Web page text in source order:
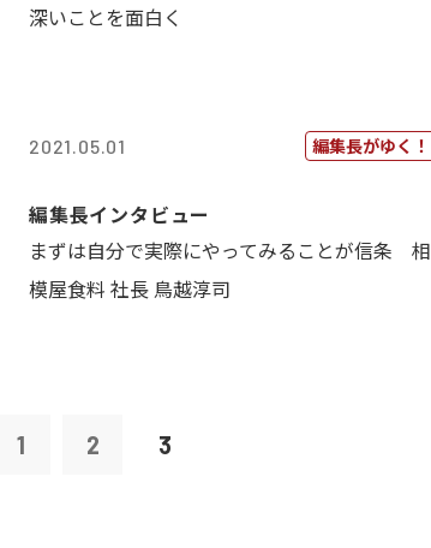
深いことを面白く
2021.05.01 編集長がゆく！
編集長インタビュー
まずは自分で実際にやってみることが信条 相
模屋食料 社長 鳥越淳司
1 2 3